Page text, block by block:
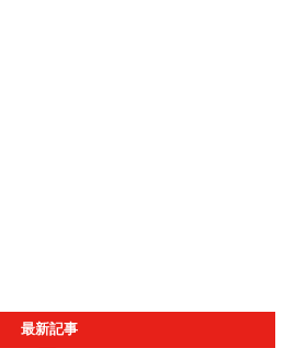
最新記事